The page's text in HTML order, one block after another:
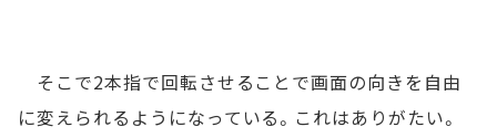
そこで2本指で回転させることで画面の向きを自由
に変えられるようになっている。これはありがたい。